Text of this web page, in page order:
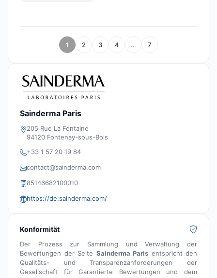
1 2 3 4 … 7
Sainderma Paris
205 Rue La Fontaine
94120 Fontenay-sous-Bois
+33 1 57 20 19 84
contact@sainderma.com
85146682100010
https://de.sainderma.com/
Konformität
Der Prozess zur Sammlung und Verwaltung der
Bewertungen der Seite Sainderma Paris entspricht den
Qualitäts- und Transparenzanforderungen der
Gesellschaft für Garantierte Bewertungen und dem